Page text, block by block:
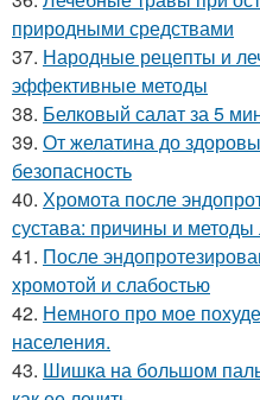
природными средствами
37. Народные рецепты и
эффективные методы
38. Белковый салат за 5
39. От желатина до
безопасность
40. Хромота после
сустава: причины и методы
41. После
хромотой и слабостью
42. Немного про мое
населения.
43. Шишка на большом